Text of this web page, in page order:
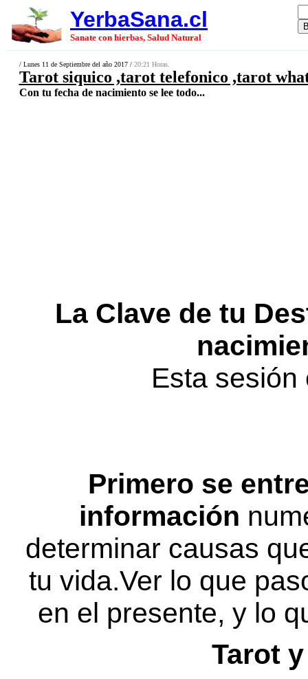
YerbaSana.cl
Sanate con hierbas, Salud Natural
/ Lunes 11 de Septiembre del año 2017 / 20:21 Horas.
Tarot siquico ,tarot telefonico ,tarot
Con tu fecha de nacimiento se lee todo...
La Clave de tu
Esta
Primero se
información
determinar causas
tu vida.Ver lo que
en el presente, y lo
Tarot